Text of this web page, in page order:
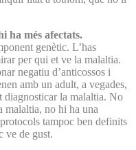
ha més afectats.
genètic. L’has
per qui et ve la malaltia.
negatiu d’anticossos i
amb un adult, a vegades,
diagnosticar la malaltia. No
malaltia, no hi ha una
tampoc ben definits
ve de gust.